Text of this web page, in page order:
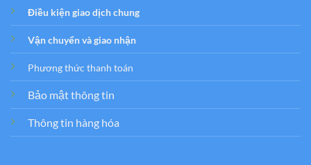
Điều kiện giao dịch chung
Vận chuyển và giao nhận
Phương thức thanh toán
Bảo mật thông tin
Thông tin hàng hóa